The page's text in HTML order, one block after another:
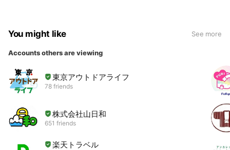
You might like See more
Accounts others are viewing
東京アウトドアライフ
78 friends
株式会社山日和
651 friends
楽天トラベル